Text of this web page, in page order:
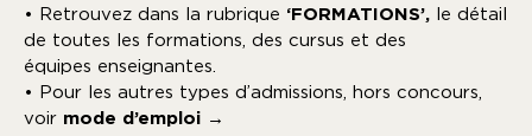
• Retrouvez dans la rubrique ‘FORMATIONS’, le détail
de toutes les formations, des cursus et des
équipes enseignantes.
• Pour les autres types d’admissions, hors concours,
voir mode d’emploi →